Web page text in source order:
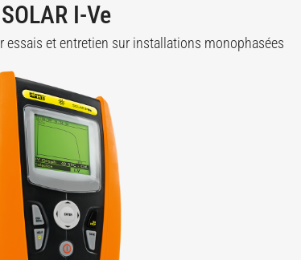
SOLAR I-Ve
et entretien sur installations monophasées